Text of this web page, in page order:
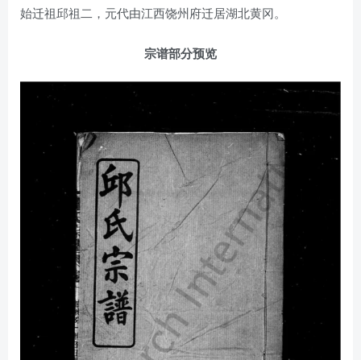
始迁祖邱祖二，元代由江西饶州府迁居湖北黄冈。
宗谱部分预览